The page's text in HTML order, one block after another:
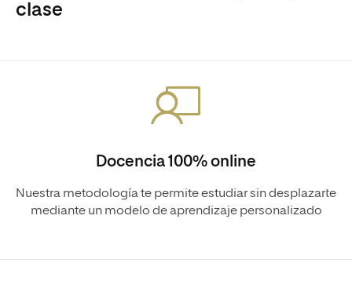
clase
Docencia 100% online
Nuestra metodología te permite estudiar sin desplazarte
mediante un modelo de aprendizaje personalizado